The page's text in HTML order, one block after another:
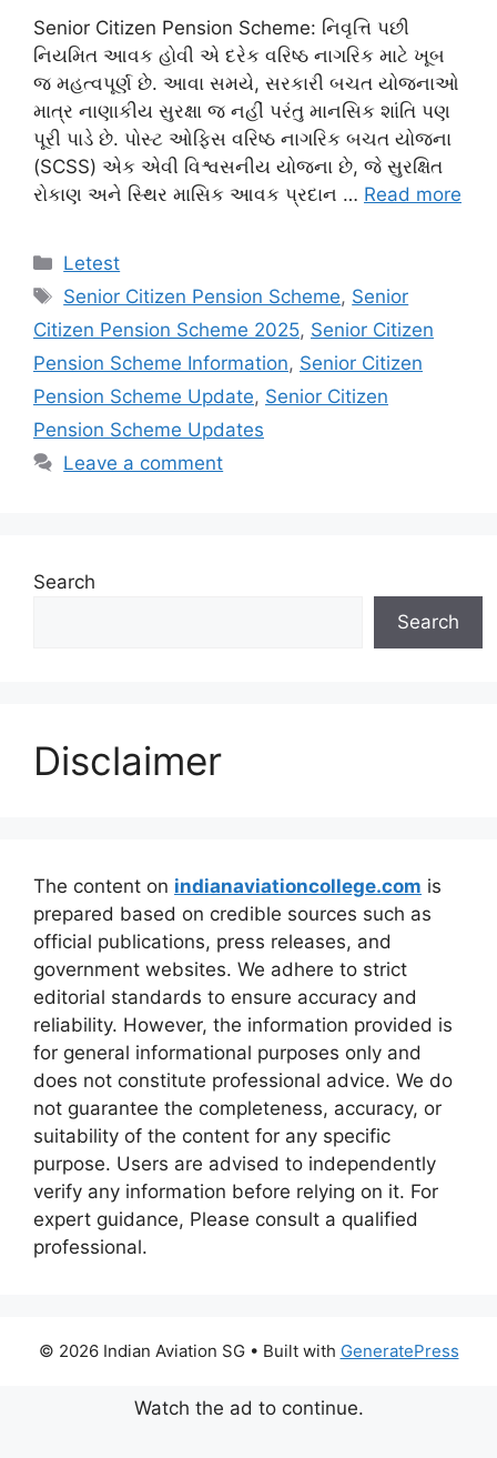
Senior Citizen Pension Scheme: નિવૃત્તિ પછી
નિયમિત આવક હોવી એ દરેક વરિષ્ઠ નાગરિક માટે ખૂબ
જ મહત્વપૂર્ણ છે. આવા સમયે, સરકારી બચત યોજનાઓ
માત્ર નાણાકીય સુરક્ષા જ નહીં પરંતુ માનસિક શાંતિ પણ
પૂરી પાડે છે. પોસ્ટ ઓફિસ વરિષ્ઠ નાગરિક બચત યોજના
(SCSS) એક એવી વિશ્વસનીય યોજના છે, જે સુરક્ષિત
રોકાણ અને સ્થિર માસિક આવક પ્રદાન … Read more
Categories
Letest
Tags
Senior Citizen Pension Scheme, Senior
Citizen Pension Scheme 2025, Senior Citizen
Pension Scheme Information, Senior Citizen
Pension Scheme Update, Senior Citizen
Pension Scheme Updates
Leave a comment
Search
Search
Disclaimer
The content on indianaviationcollege.com is
prepared based on credible sources such as
official publications, press releases, and
government websites. We adhere to strict
editorial standards to ensure accuracy and
reliability. However, the information provided is
for general informational purposes only and
does not constitute professional advice. We do
not guarantee the completeness, accuracy, or
suitability of the content for any specific
purpose. Users are advised to independently
verify any information before relying on it. For
expert guidance, Please consult a qualified
professional.
© 2026 Indian Aviation SG• Built with GeneratePress
Watch the ad to continue.